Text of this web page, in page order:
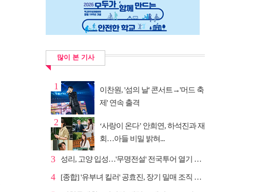
많이 본 기사
1
이찬원, '섬의 날' 콘서트→'머드 축
제' 연속 출격
2
‘사랑이 온다’ 안희연, 하석진과 재
회…아들 비밀 밝혀...
3 성리, 고양 입성…'무명전설' 전국투어 열기 지속
4 [종합] '유부녀 킬러' 공효진, 장기 밀매 조직 소탕…4...